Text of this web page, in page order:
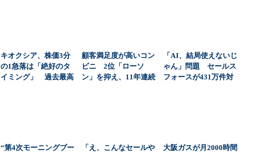
キオクシア、株価3分
の1急落は「絶好のタ
イミング」 過去最高
顧客満足度が高いコン
ビニ 2位「ローソ
ン」を抑え、11年連続
「AI、結局使えないじ
ゃん」問題 セールス
フォースが431万件対
“第4次モーニングブー
「え、こんなセールや
大阪ガスが月2000時間